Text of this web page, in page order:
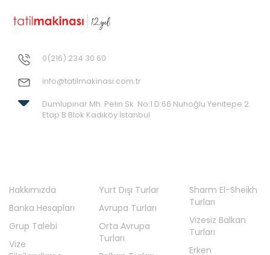
0(216) 234 30 60
info@tatilmakinasi.com.tr
Dumlupınar Mh. Pelin Sk. No:1 D:66 Nuhoğlu Yenitepe 2.
Etap B Blok Kadıköy İstanbul
Hakkımızda
Banka Hesapları
Grup Talebi
Vize
Yurt Dışı Turlar
Avrupa Turları
Orta Avrupa
Turları
Sharm El-Sheikh
Turları
Vizesiz Balkan
Turları
Erken